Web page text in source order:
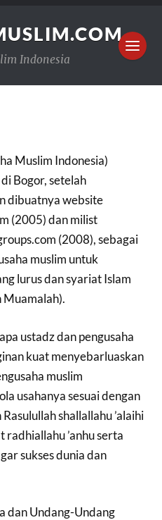
Indonesia
Muslim Indonesia)
Bogor, setelah
dibuatnya website
(2005) dan milist
(2008), sebagai
muslim untuk
lurus dan syariat Islam
ustadz dan pengusaha
kuat menyebarluaskan
muslim
usahanya sesuai dengan
shallallahu ’alaihi
radhiallahu ’anhu serta
sukses dunia dan
dan Undang-Undang